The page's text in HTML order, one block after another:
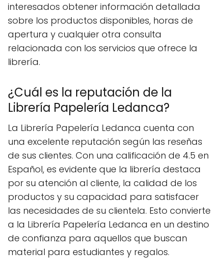
interesados obtener información detallada
sobre los productos disponibles, horas de
apertura y cualquier otra consulta
relacionada con los servicios que ofrece la
librería.
¿Cuál es la reputación de la
Librería Papelería Ledanca?
La Librería Papelería Ledanca cuenta con
una excelente reputación según las reseñas
de sus clientes. Con una calificación de 4.5 en
Español, es evidente que la librería destaca
por su atención al cliente, la calidad de los
productos y su capacidad para satisfacer
las necesidades de su clientela. Esto convierte
a la Librería Papelería Ledanca en un destino
de confianza para aquellos que buscan
material para estudiantes y regalos.